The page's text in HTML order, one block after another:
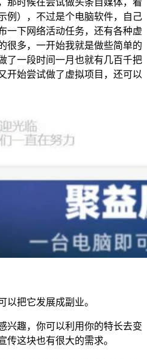
那时候在尝试做头条自媒体，看
例），不过是个电脑软件，自己
一下网络活动任务，还有各种虚
很多，一开始我就是做些简单的
了一段时间一月也就有几百千把
开始尝试做了虚拟项目，还可以
以把它发展成副业。
兴趣，你可以利用你的特长去变
传这块也有很大的需求。